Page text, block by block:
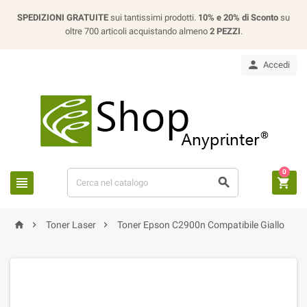
SPEDIZIONI GRATUITE sui tantissimi prodotti. 10% e 20% di Sconto su
oltre 700 articoli acquistando almeno 2 PEZZI.
 Accedi
  
0
  Toner Laser  Toner Epson C2900n Compatibile Giallo